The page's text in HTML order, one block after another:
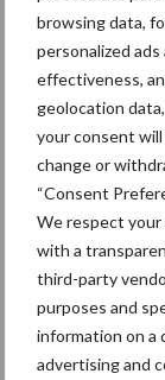
browsing data,
personalized
effectiveness,
geolocation
your consent will
change or
“Consent
We respect your
with a
third-party
purposes and
information on a
advertising and
monitor is op de
kartering en
Beide
achterkant, op de
360 graden
op de trekhaak
geven. De
vanuit de cabine
rotors, hakselaar
cabine omkering